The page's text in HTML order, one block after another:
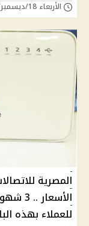
الأربعاء 18/ديسمبر/2024 - 07:15 م
المصرية
للعملاء بهذه